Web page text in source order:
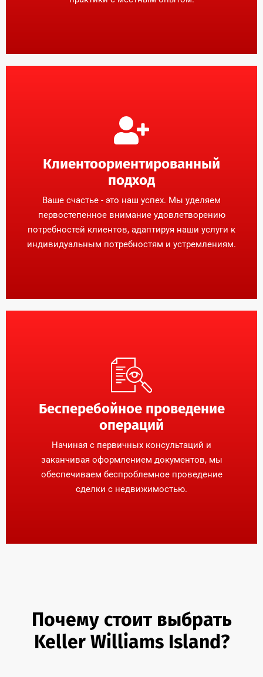
Клиентоориентированный
подход
Ваше счастье - это наш успех. Мы уделяем
первостепенное внимание удовлетворению
потребностей клиентов, адаптируя наши услуги к
индивидуальным потребностям и устремлениям.
Бесперебойное проведение
операций
Начиная с первичных консультаций и
заканчивая оформлением документов, мы
обеспечиваем беспроблемное проведение
сделки с недвижимостью.
Почему стоит выбрать
Keller Williams Island?